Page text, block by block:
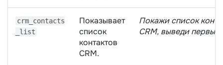
crm_contacts
_list
Показывает
список
контактов
CRM.
Покажи список
CRM, выведи первые